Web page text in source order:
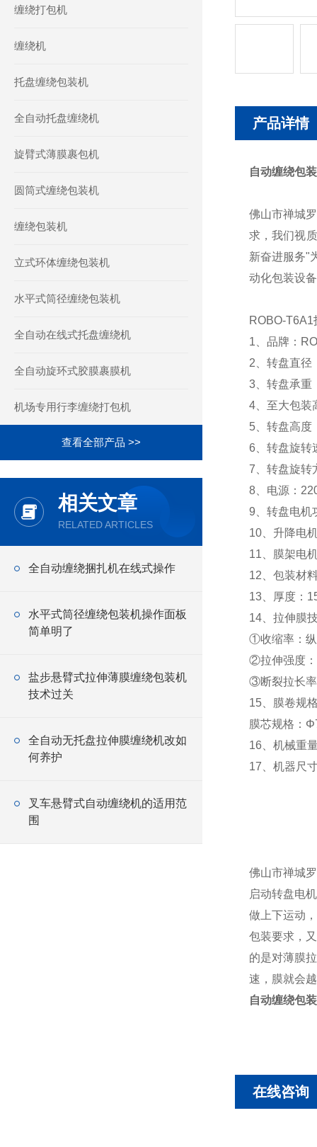
缠绕打包机
缠绕机
托盘缠绕包装机
全自动托盘缠绕机
旋臂式薄膜裹包机
圆筒式缠绕包装机
缠绕包装机
立式环体缠绕包装机
水平式筒径缠绕包装机
全自动在线式托盘缠绕机
全自动旋环式胶膜裹膜机
机场专用行李缠绕打包机
查看全部产品 >>
相关文章
RELATED ARTICLES
全自动缠绕捆扎机在线式操作
水平式筒径缠绕包装机操作面板
简单明了
盐步悬臂式拉伸薄膜缠绕包装机
技术过关
全自动无托盘拉伸膜缠绕机改如
何养护
叉车悬臂式自动缠绕机的适用范
围
产品详情
自动缠绕包
佛山市禅城
求，我们视
新奋进服务"
动化包装设
ROBO-T6A1
1、品牌：
2、转盘直径
3、转盘承重
4、至大包装
5、转盘高度
6、转盘旋转
7、转盘旋转
8、电源：
9、转盘电机
10、升降电
11、膜架电
12、包装材
13、厚度：
14、拉伸膜
①收缩率：
②拉伸强度：
③断裂拉长率
15、膜卷规
膜芯规格：
16、机械重
17、机器尺
佛山市禅城
启动转盘电
做上下运动
包装要求，
的是对薄膜
速，膜就会
自动缠绕包
在线咨询